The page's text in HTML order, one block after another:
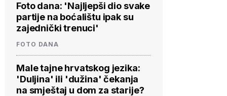
Foto dana: 'Najljepši dio svake
partije na boćalištu ipak su
zajednički trenuci'
FOTO DANA
Male tajne hrvatskog jezika:
'Duljina' ili 'dužina' čekanja
na smještaj u dom za starije?